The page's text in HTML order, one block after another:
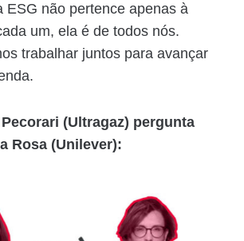
ESG não pertence apenas à
um, ela é de todos nós.
trabalhar juntos para avançar
(Ultragaz) pergunta
Rosa (Unilever):